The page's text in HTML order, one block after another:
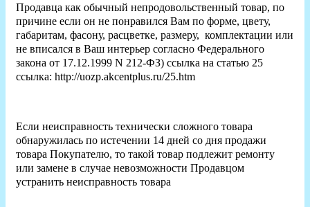
Продавца как обычный непродовольственный товар, по
причине если он не понравился Вам по форме, цвету,
габаритам, фасону, расцветке, размеру, комплектации или
не вписался в Ваш интерьер согласно Федерального
закона от 17.12.1999 N 212-ФЗ) ссылка на статью 25
ссылка: http://uozp.akcentplus.ru/25.htm
Если неисправность технически сложного товара
обнаружилась по истечении 14 дней со дня продажи
товара Покупателю, то такой товар подлежит ремонту
или замене в случае невозможности Продавцом
устранить неисправность товара